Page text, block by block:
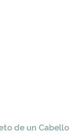
de un Cabello